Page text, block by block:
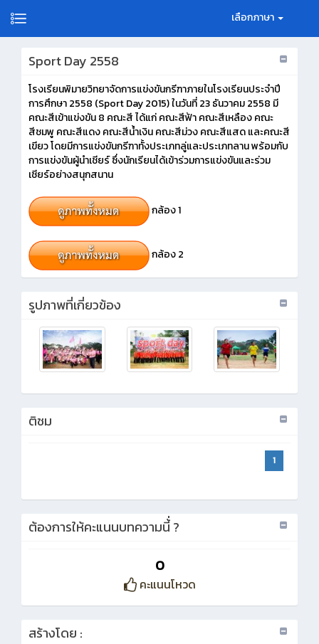
เลือกภาษา
Sport Day 2558
โรงเรียนพิมายวิทยาจัดการแข่งขันกรีฑาภายในโรงเรียนประจำปี
การศึกษา 2558 (Sport Day 2015) ในวันที่ 23 ธันวาคม 2558 มี
คณะสีเข้าแข่งขัน 8 คณะสี ได้แก่ คณะสีฟ้า คณะสีเหลือง คณะ
สีชมพู คณะสีแดง คณะสีน้ำเงิน คณะสีม่วง คณะสีแสด และคณะสี
เขียว โดยมีการแข่งขันกรีฑาทั้งประเภทลู่และประเภทลาน พร้อมกับ
การแข่งขันผู้นำเชียร์ ซึ่งนักเรียนได้เข้าร่วมการแข่งขันและร่วม
เชียร์อย่างสนุกสนาน
กล้อง 1
กล้อง 2
รูปภาพที่เกี่ยวข้อง
ติชม
1
ต้องการให้คะแนนบทความนี้่ ?
0
คะแนนโหวด
สร้างโดย :